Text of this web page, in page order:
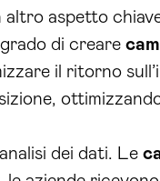
altro aspetto
di creare
il ritorno
dei dati. Le